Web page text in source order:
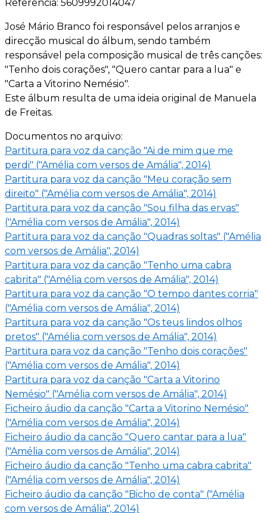
Referência: 5609992014047
José Mário Branco foi responsável pelos arranjos e
direcção musical do álbum, sendo também
responsável pela composição musical de três canções:
"Tenho dois corações", "Quero cantar para a lua" e
"Carta a Vitorino Nemésio".
Este álbum resulta de uma ideia original de Manuela
de Freitas.
Documentos no arquivo:
Partitura para voz da canção "Ai de mim que me
perdi" ("Amélia com versos de Amália", 2014)
Partitura para voz da canção "Meu coração sem
direito" ("Amélia com versos de Amália", 2014)
Partitura para voz da canção "Sou filha das ervas"
("Amélia com versos de Amália", 2014)
Partitura para voz da canção "Quadras soltas" ("Amélia
com versos de Amália", 2014)
Partitura para voz da canção "Tenho uma cabra
cabrita" ("Amélia com versos de Amália", 2014)
Partitura para voz da canção "O tempo dantes corria"
("Amélia com versos de Amália", 2014)
Partitura para voz da canção "Os teus lindos olhos
pretos" ("Amélia com versos de Amália", 2014)
Partitura para voz da canção "Tenho dois corações"
("Amélia com versos de Amália", 2014)
Partitura para voz da canção "Carta a Vitorino
Nemésio" ("Amélia com versos de Amália", 2014)
Ficheiro áudio da canção "Carta a Vitorino Nemésio"
("Amélia com versos de Amália", 2014)
Ficheiro áudio da canção "Quero cantar para a lua"
("Amélia com versos de Amália", 2014)
Ficheiro áudio da canção "Tenho uma cabra cabrita"
("Amélia com versos de Amália", 2014)
Ficheiro áudio da canção "Bicho de conta" ("Amélia
com versos de Amália", 2014)